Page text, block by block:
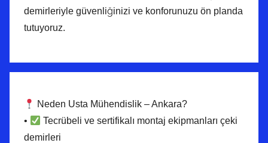
demirleriyle güvenliğinizi ve konforunuzu ön planda
tutuyoruz.
Neden Usta Mühendislik – Ankara?
•
Tecrübeli ve sertifikalı montaj ekipmanları çeki
demirleri